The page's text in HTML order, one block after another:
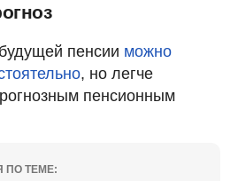
пенсии можно
, но легче
пенсионным
ПО ТЕМЕ: